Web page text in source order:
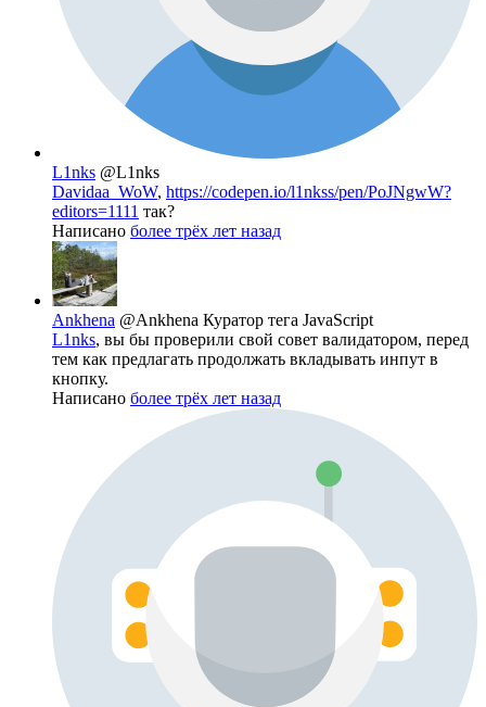
L1nks @L1nks
Davidaa_WoW, https://codepen.io/l1nkss/pen/PoJNgwW?
editors=1111 так?
Написано более трёх лет назад
Ankhena @Ankhena Куратор тега JavaScript
L1nks, вы бы проверили свой совет валидатором, перед
тем как предлагать продолжать вкладывать инпут в
кнопку.
Написано более трёх лет назад